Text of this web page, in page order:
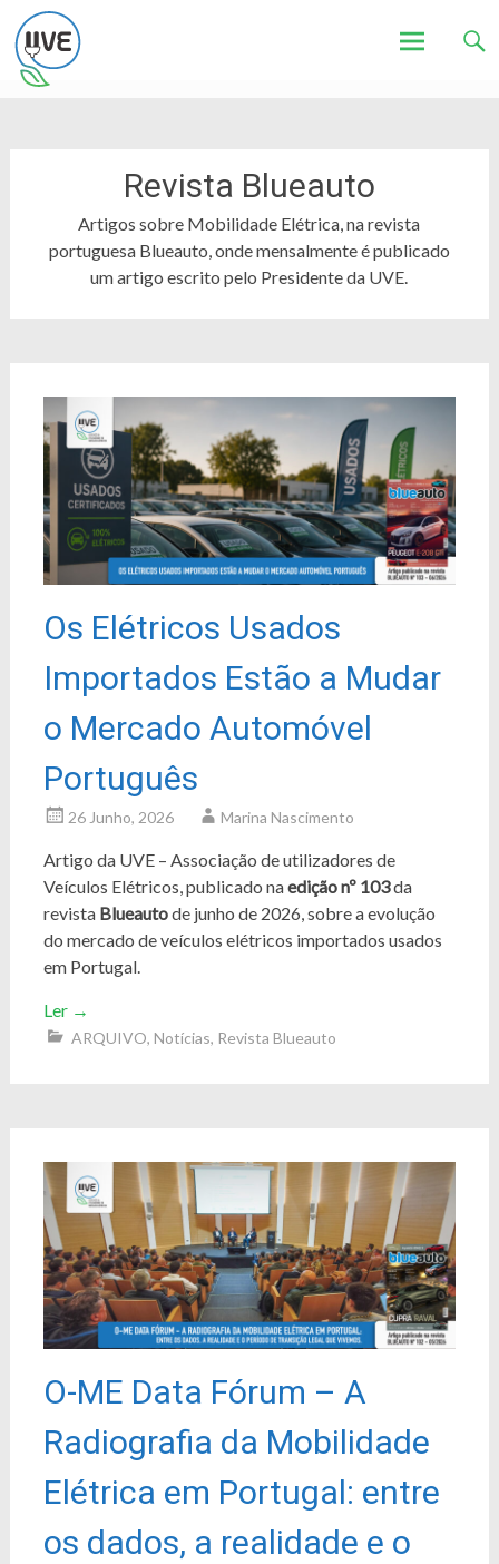
Revista Blueauto
Artigos sobre Mobilidade Elétrica, na revista
portuguesa Blueauto, onde mensalmente é publicado
um artigo escrito pelo Presidente da UVE.
Os Elétricos Usados
Importados Estão a Mudar
o Mercado Automóvel
Português
26 Junho, 2026 Marina Nascimento
Artigo da UVE – Associação de utilizadores de
Veículos Elétricos, publicado naedição nº 103da
revista Blueautode junho de 2026, sobre a evolução
do mercado de veículos elétricos importados usados
em Portugal.
Ler →
ARQUIVO, Notícias, Revista Blueauto
O-ME Data Fórum – A
Radiografia da Mobilidade
Elétrica em Portugal: entre
os dados, a realidade e o